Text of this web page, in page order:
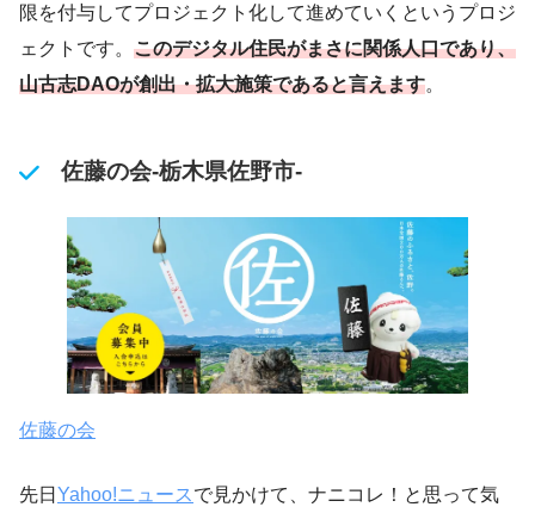
限を付与してプロジェクト化して進めていくというプロジ
ェクトです。 このデジタル住民がまさに関係人口であり、
山古志DAOが創出・拡大施策であると言えます。
佐藤の会-栃木県佐野市-
佐藤の会
先日 Yahoo!ニュースで見かけて、ナニコレ！と思って気